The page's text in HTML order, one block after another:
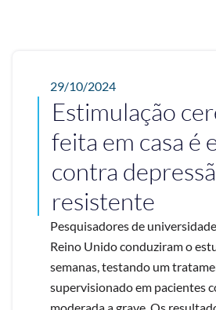
29/10/2024
Estimulação
feita em casa é
contra
resistente
Pesquisadores de
Reino Unido conduziram o
semanas, testando um
supervisionado em pacientes